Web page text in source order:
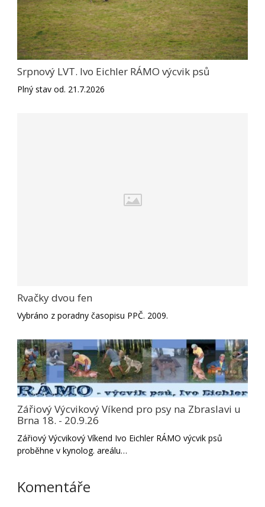
Srpnový LVT. Ivo Eichler RÁMO výcvik psů
Plný stav od. 21.7.2026
Rvačky dvou fen
Vybráno z poradny časopisu PPČ. 2009.
Zářiový Výcvikový Víkend pro psy na Zbraslavi u
Brna 18. - 20.9.26
Zářiový Výcvikový Víkend Ivo Eichler RÁMO výcvik psů
proběhne v kynolog. areálu…
Komentáře